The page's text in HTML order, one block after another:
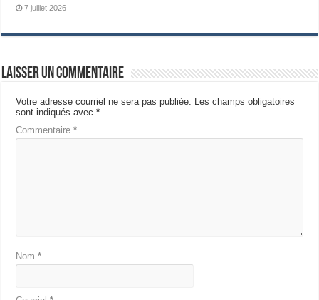
7 juillet 2026
Laisser un commentaire
Votre adresse courriel ne sera pas publiée.
Les champs obligatoires
sont indiqués avec*
Commentaire*
Nom*